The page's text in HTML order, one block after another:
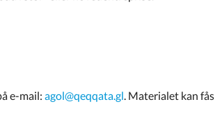
e-mail: agol@qeqqata.gl . Materialet kan fås